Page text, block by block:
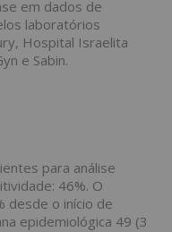
em dados de
laboratórios
Hospital Israelita
e Sabin.
para análise
46%. O
desde o início de
epidemiológica 49 (3